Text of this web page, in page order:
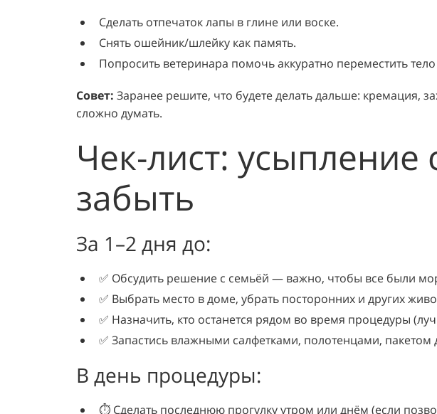
Сделать отпечаток лапы в глине или воске.
Снять ошейник/шлейку как память.
Попросить ветеринара помочь аккуратно переместить
Совет: Заранее решите, что будете делать дальше: кремация,
сложно думать.
Чек-лист:
забыть
За 1–2 дня до:
✅ Обсудить решение с семьёй — важно, чтобы все были
✅ Выбрать место в доме, убрать посторонних и других
✅ Назначить, кто останется рядом во время процедуры
✅ Запастись влажными салфетками, полотенцами, пакетом
В день процедуры:
⏱️ Сделать последнюю прогулку утром или днём (если